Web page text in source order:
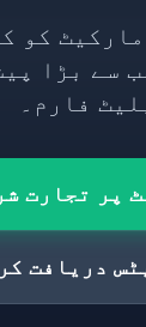
کو
سے بڑا
فارم۔
پر تجارت
دریافت